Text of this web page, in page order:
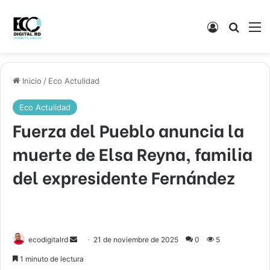
Acceso
Inicio / Eco Actulidad
Eco Actulidad
Fuerza del Pueblo anuncia la
muerte de Elsa Reyna, familia
del expresidente Fernández
ecodigitalrd
Send 21 de noviembre de 2025 0 5
1 minuto de lectura